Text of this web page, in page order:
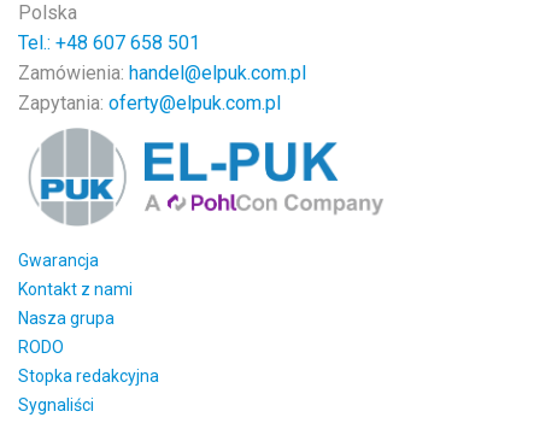
Polska
Tel.: +48 607 658 501
Zamówienia: handel@elpuk.com.pl
Zapytania: oferty@elpuk.com.pl
Gwarancja
Kontakt z nami
Nasza grupa
RODO
Stopka redakcyjna
Sygnaliści